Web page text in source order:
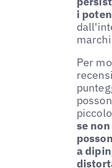
i
Per
se
a